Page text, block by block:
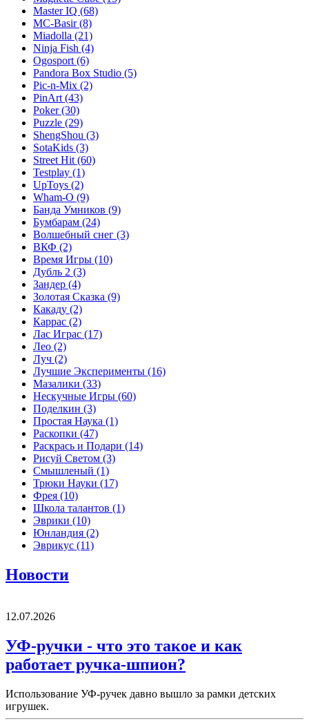
Master IQ (68)
MC-Basir(8)
Miadolla (21)
Ninja Fish (4)
Ogosport (6)
Pandora Box Studio (5)
Pic-n-Mix (2)
PinArt (43)
Poker(30)
Puzzle (29)
ShengShou (3)
SotaKids (3)
Street Hit (60)
Testplay (1)
UpToys (2)
Wham-O (9)
Банда Умников (9)
Бумбарам (24)
Волшебный снег (3)
ВКФ (2)
Время Игры (10)
Дубль 2 (3)
Зандер (4)
Золотая Сказка (9)
Какаду (2)
Каррас (2)
Лас Играс (17)
Лео (2)
Луч (2)
Лучшие Эксперименты (16)
Мазалики (33)
Нескучные Игры (60)
Поделкин (3)
Простая Наука (1)
Раскопки (47)
Раскрась и Подари (14)
Рисуй Светом (3)
Смышленый (1)
Трюки Науки (17)
Фрея (10)
Школа талантов (1)
Эврики (10)
Юнландия (2)
Эврикус (11)
Новости
12.07.2026
УФ-ручки - что это такое и как
работает ручка-шпион?
Использование УФ-ручек давно вышло за рамки детских
игрушек.